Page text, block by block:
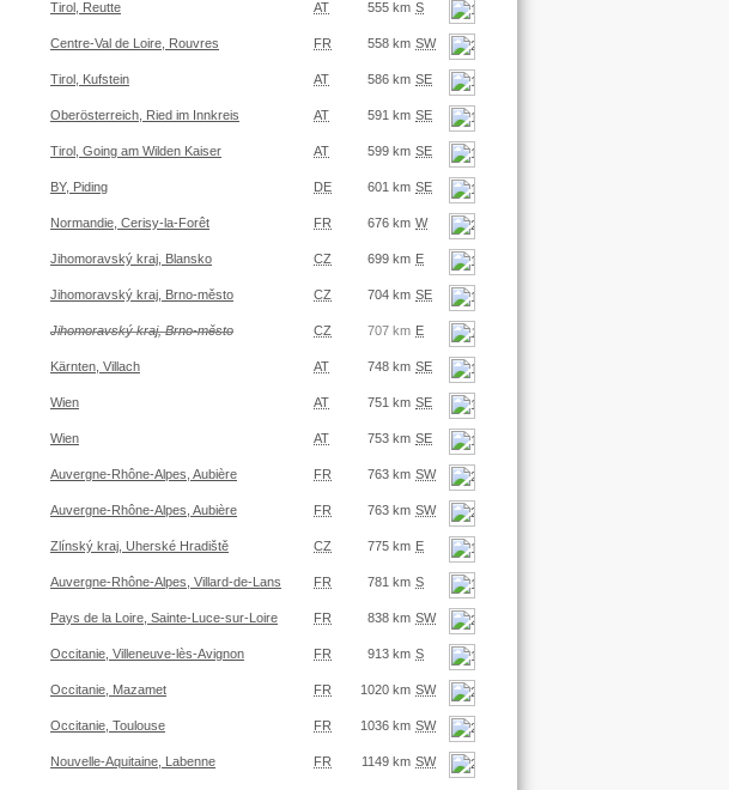
Tirol, Reutte AT 555 km S
Centre-Val de Loire, Rouvres FR 558 km SW
Tirol, Kufstein AT 586 km SE
Oberösterreich, Ried im Innkreis AT 591 km SE
Tirol, Going am Wilden Kaiser AT 599 km SE
BY, Piding DE 601 km SE
Normandie, Cerisy-la-Forêt FR 676 km W
Jihomoravský kraj, Blansko CZ 699 km E
Jihomoravský kraj, Brno-město CZ 704 km SE
Jihomoravský kraj, Brno-město CZ 707 km E
Kärnten, Villach AT 748 km SE
Wien AT 751 km SE
Wien AT 753 km SE
Auvergne-Rhône-Alpes, Aubière FR 763 km SW
Auvergne-Rhône-Alpes, Aubière FR 763 km SW
Zlínský kraj, Uherské Hradiště CZ 775 km E
Auvergne-Rhône-Alpes, Villard-de-Lans FR 781 km S
Pays de la Loire, Sainte-Luce-sur-Loire FR 838 km SW
Occitanie, Villeneuve-lès-Avignon FR 913 km S
Occitanie, Mazamet FR 1020 km SW
Occitanie, Toulouse FR 1036 km SW
Nouvelle-Aquitaine, Labenne FR 1149 km SW